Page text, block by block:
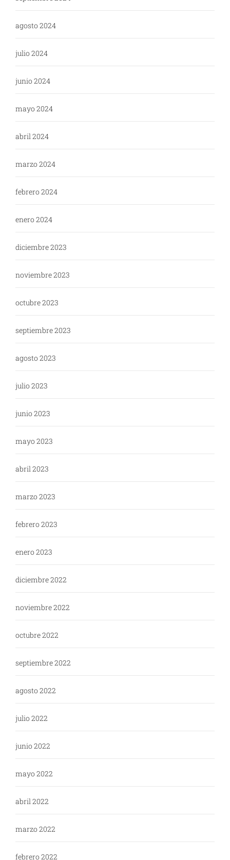
agosto 2024
julio 2024
junio 2024
mayo 2024
abril 2024
marzo 2024
febrero 2024
enero 2024
diciembre 2023
noviembre 2023
octubre 2023
septiembre 2023
agosto 2023
julio 2023
junio 2023
mayo 2023
abril 2023
marzo 2023
febrero 2023
enero 2023
diciembre 2022
noviembre 2022
octubre 2022
septiembre 2022
agosto 2022
julio 2022
junio 2022
mayo 2022
abril 2022
marzo 2022
febrero 2022